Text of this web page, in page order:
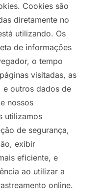
Cookies são
diretamente no
utilizando. Os
de informações
o tempo
visitadas, as
e outros dados de
nossos
utilizamos
de segurança,
exibir
eficiente, e
ao utilizar a
online.